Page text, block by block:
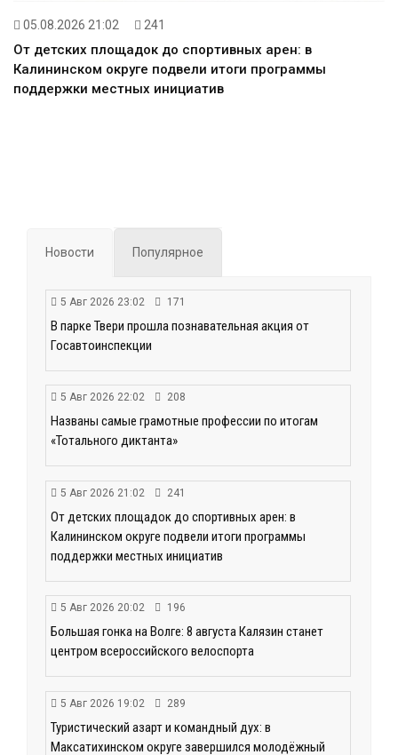
05.08.2026 21:02 241
От детских площадок до спортивных арен: в
Калининском округе подвели итоги программы
поддержки местных инициатив
Новости Популярное
5 Авг 2026 23:02 171
В парке Твери прошла познавательная акция от
Госавтоинспекции
5 Авг 2026 22:02 208
Названы самые грамотные профессии по итогам
«Тотального диктанта»
5 Авг 2026 21:02 241
От детских площадок до спортивных арен: в
Калининском округе подвели итоги программы
поддержки местных инициатив
5 Авг 2026 20:02 196
Большая гонка на Волге: 8 августа Калязин станет
центром всероссийского велоспорта
5 Авг 2026 19:02 289
Туристический азарт и командный дух: в
Максатихинском округе завершился молодёжный